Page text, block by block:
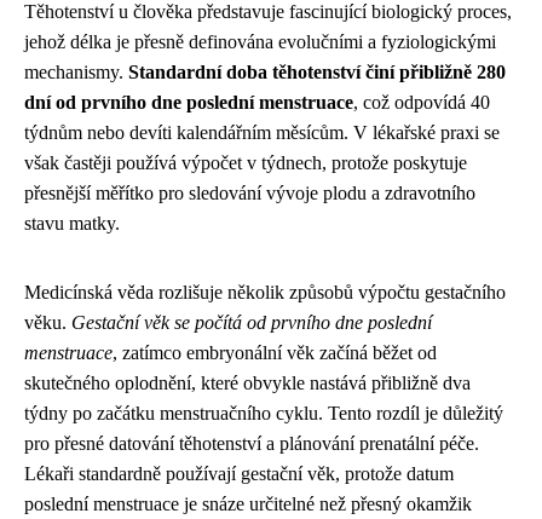
Těhotenství u člověka představuje fascinující biologický proces,
jehož délka je přesně definována evolučními a fyziologickými
mechanismy. Standardní doba těhotenství činí přibližně 280
dní od prvního dne poslední menstruace, což odpovídá 40
týdnům nebo devíti kalendářním měsícům. V lékařské praxi se
však častěji používá výpočet v týdnech, protože poskytuje
přesnější měřítko pro sledování vývoje plodu a zdravotního
stavu matky.
Medicínská věda rozlišuje několik způsobů výpočtu gestačního
věku. Gestační věk se počítá od prvního dne poslední
menstruace, zatímco embryonální věk začíná běžet od
skutečného oplodnění, které obvykle nastává přibližně dva
týdny po začátku menstruačního cyklu. Tento rozdíl je důležitý
pro přesné datování těhotenství a plánování prenatální péče.
Lékaři standardně používají gestační věk, protože datum
poslední menstruace je snáze určitelné než přesný okamžik